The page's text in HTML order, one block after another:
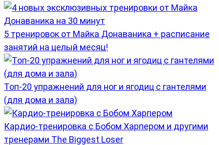
5 тренировок от Майка Донаваника + расписание
занятий на целый месяц!
Топ-20 упражнений для ног и ягодиц с гантелями
(для дома и зала)
Кардио-тренировка с Бобом Харпером и другими
тренерами The Biggest Loser